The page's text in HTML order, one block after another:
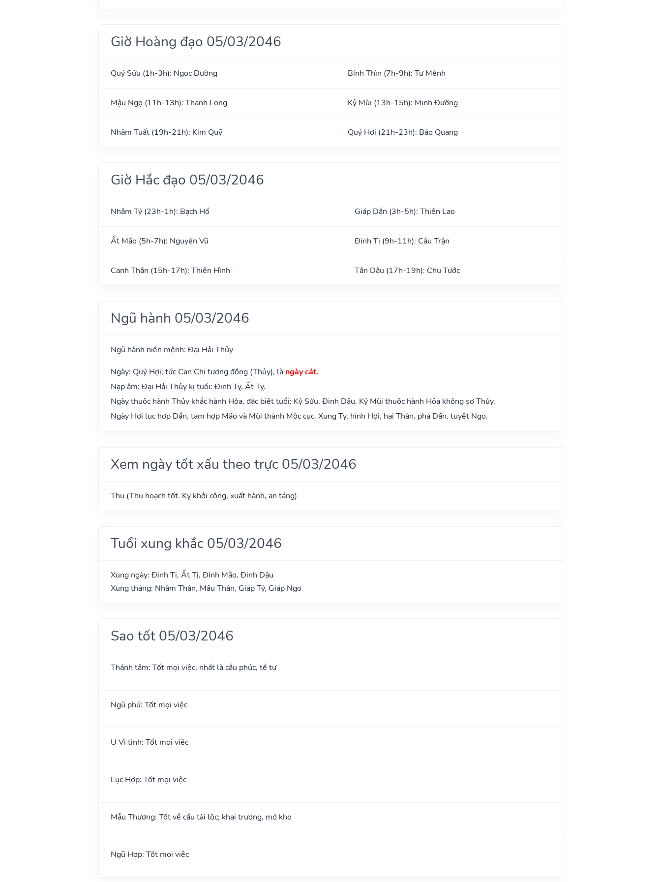
Giờ Hoàng đạo 05/03/2046
Quý Sửu (1h-3h): Ngọc Đường Bính Thìn (7h-9h): Tư Mệnh
Mậu Ngọ (11h-13h): Thanh Long Kỷ Mùi (13h-15h): Minh Đường
Nhâm Tuất (19h-21h): Kim Quỹ Quý Hợi (21h-23h): Bảo Quang
Giờ Hắc đạo 05/03/2046
Nhâm Tý (23h-1h): Bạch Hổ Giáp Dần (3h-5h): Thiên Lao
Ất Mão (5h-7h): Nguyên Vũ Đinh Tị (9h-11h): Câu Trận
Canh Thân (15h-17h): Thiên Hình Tân Dậu (17h-19h): Chu Tước
Ngũ hành 05/03/2046
Ngũ hành niên mệnh: Đại Hải Thủy
Ngày: Quý Hợi; tức Can Chi tương đồng (Thủy), là ngày cát.
Nạp âm: Đại Hải Thủy kị tuổi: Đinh Tỵ, Ất Tỵ.
Ngày thuộc hành Thủy khắc hành Hỏa, đặc biệt tuổi: Kỷ Sửu, Đinh Dậu, Kỷ Mùi thuộc hành Hỏa không sợ Thủy.
Ngày Hợi lục hợp Dần, tam hợp Mão và Mùi thành Mộc cục. Xung Tỵ, hình Hợi, hại Thân, phá Dần, tuyệt Ngọ.
Xem ngày tốt xấu theo trực 05/03/2046
Thu (Thu hoạch tốt. Kỵ khởi công, xuất hành, an táng)
Tuổi xung khắc 05/03/2046
Xung ngày: Đinh Tị, Ất Tị, Đinh Mão, Đinh Dậu
Xung tháng: Nhâm Thân, Mậu Thân, Giáp Tý, Giáp Ngọ
Sao tốt 05/03/2046
Thánh tâm: Tốt mọi việc, nhất là cầu phúc, tế tự
Ngũ phú: Tốt mọi việc
U Vi tinh: Tốt mọi việc
Lục Hợp: Tốt mọi việc
Mẫu Thương: Tốt về cầu tài lộc; khai trương, mở kho
Ngũ Hợp: Tốt mọi việc